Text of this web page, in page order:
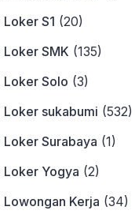
Loker S1 (20)
Loker SMK (135)
Loker Solo (3)
Loker sukabumi (532)
Loker Surabaya (1)
Loker Yogya (2)
Lowongan Kerja (34)